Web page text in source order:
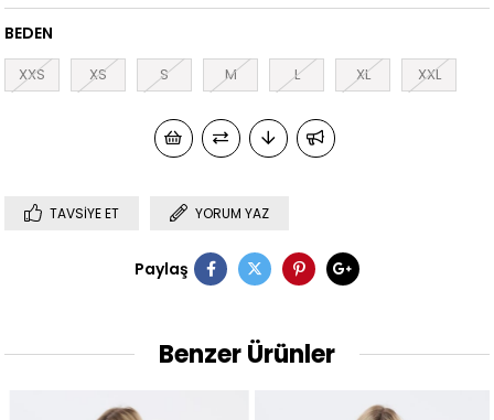
BEDEN
XXS XS S M L XL XXL
TAVSIYE ET YORUM YAZ
Paylaş
Benzer Ürünler